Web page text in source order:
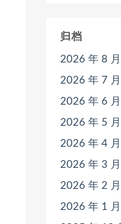
归档
2026 年 8 月
2026 年 7 月
2026 年 6 月
2026 年 5 月
2026 年 4 月
2026 年 3 月
2026 年 2 月
2026 年 1 月